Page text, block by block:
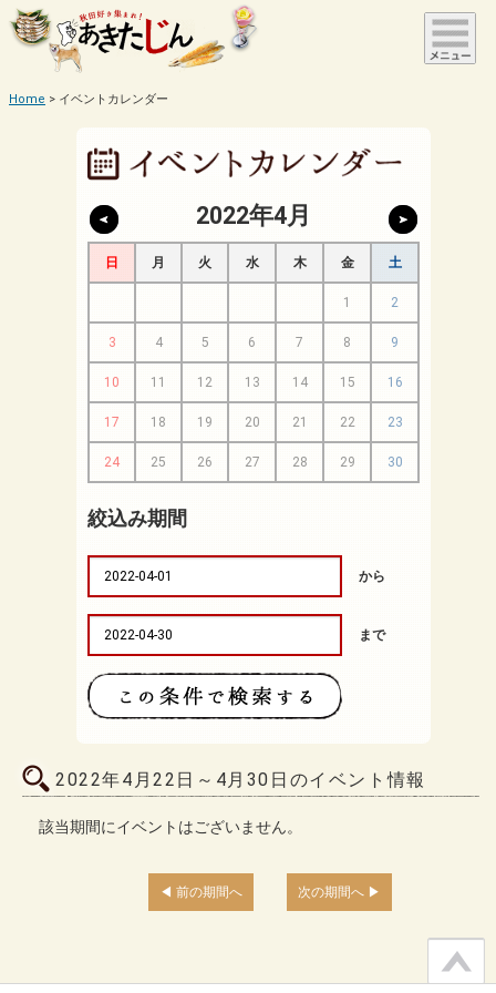
Home イベントカレンダー
2022年4月
日 月 火 水 木 金 土
1 2
3 4 5 6 7 8 9
10 11 12 13 14 15 16
17 18 19 20 21 22 23
24 25 26 27 28 29 30
絞込み期間
から
まで
2022年4月22日～4月30日のイベント情報
該当期間にイベントはございません。
前の期間へ 次の期間へ